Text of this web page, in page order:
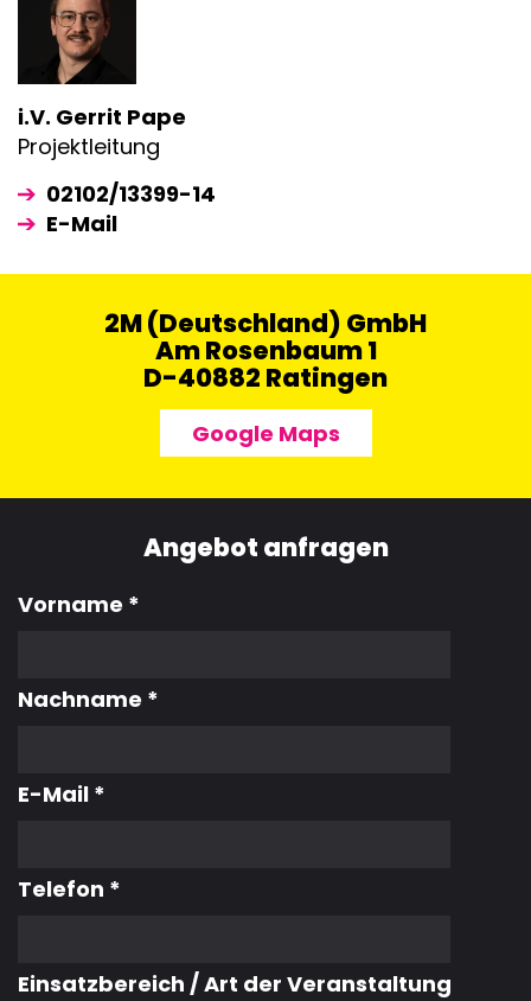
i.V. Gerrit Pape
Projektleitung
02102/13399-14
E-Mail
2M (Deutschland) GmbH
Am Rosenbaum 1
D-40882 Ratingen
Google Maps
Angebot anfragen
Vorname *
Nachname *
E-Mail *
Telefon *
Einsatzbereich / Art der Veranstaltung